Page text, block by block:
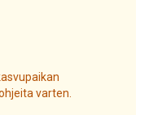
varten.